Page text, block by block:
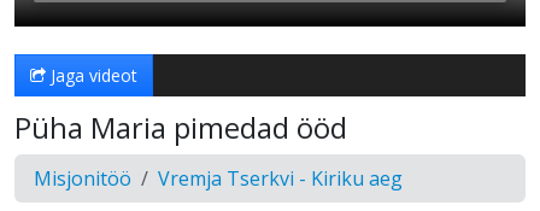
Jaga videot
Püha Maria pimedad ööd
Misjonitöö Vremja Tserkvi - Kiriku aeg